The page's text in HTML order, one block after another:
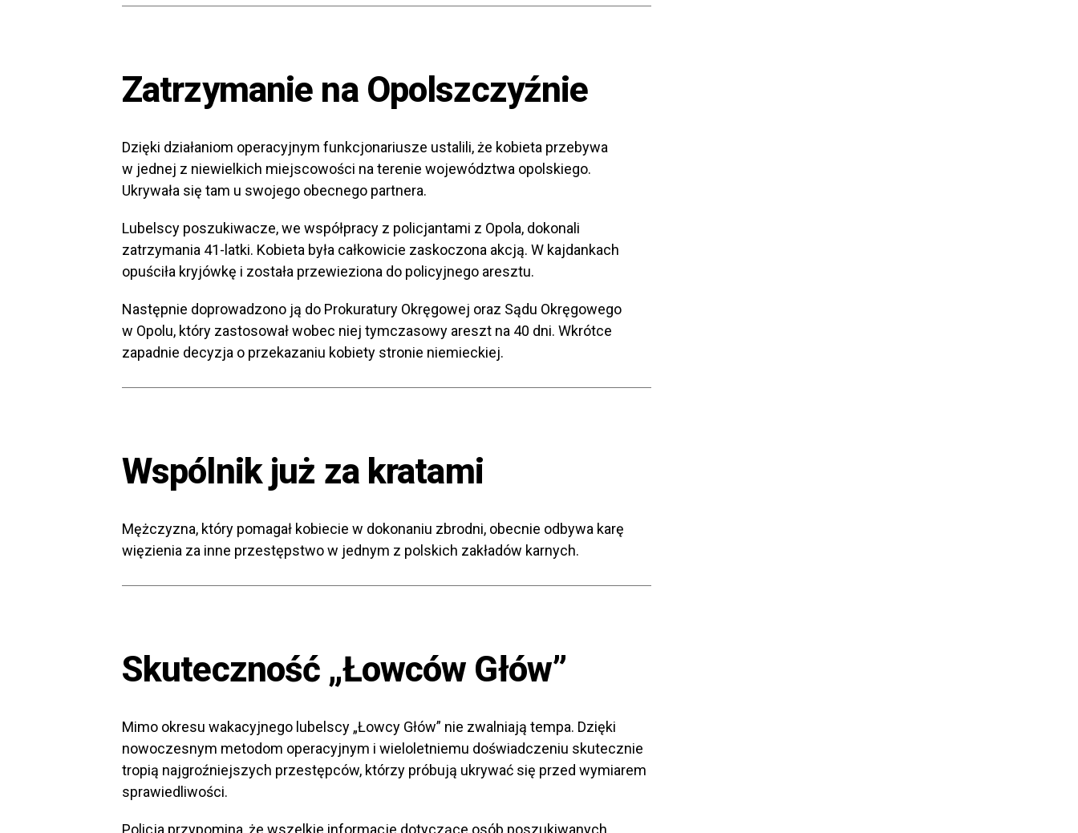
Zatrzymanie na Opolszczyźnie
Dzięki działaniom operacyjnym funkcjonariusze ustalili, że kobieta przebywa
w jednej z niewielkich miejscowości na terenie województwa opolskiego.
Ukrywała się tam u swojego obecnego partnera.
Lubelscy poszukiwacze, we współpracy z policjantami z Opola, dokonali
zatrzymania 41-latki. Kobieta była całkowicie zaskoczona akcją. W kajdankach
opuściła kryjówkę i została przewieziona do policyjnego aresztu.
Następnie doprowadzono ją do Prokuratury Okręgowej oraz Sądu Okręgowego
w Opolu, który zastosował wobec niej tymczasowy areszt na 40 dni. Wkrótce
zapadnie decyzja o przekazaniu kobiety stronie niemieckiej.
Wspólnik już za kratami
Mężczyzna, który pomagał kobiecie w dokonaniu zbrodni, obecnie odbywa karę
więzienia za inne przestępstwo w jednym z polskich zakładów karnych.
Skuteczność „Łowców Głów”
Mimo okresu wakacyjnego lubelscy „Łowcy Głów” nie zwalniają tempa. Dzięki
nowoczesnym metodom operacyjnym i wieloletniemu doświadczeniu skutecznie
tropią najgroźniejszych przestępców, którzy próbują ukrywać się przed wymiarem
sprawiedliwości.
Policja przypomina, że wszelkie informacje dotyczące osób poszukiwanych